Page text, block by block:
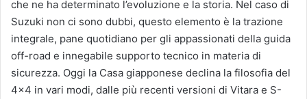
che ne ha determinato l’evoluzione e la storia. Nel caso di
Suzuki non ci sono dubbi, questo elemento è la trazione
integrale, pane quotidiano per gli appassionati della guida
off-road e innegabile supporto tecnico in materia di
sicurezza. Oggi la Casa giapponese declina la filosofia del
4×4 in vari modi, dalle più recenti versioni di Vitara e S-